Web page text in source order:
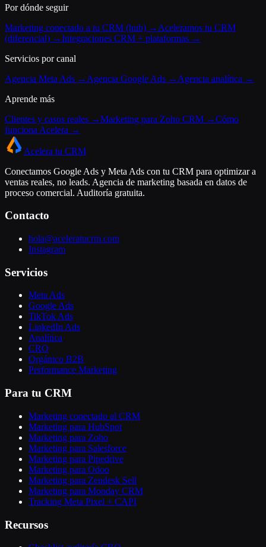
Por dónde seguir
Marketing conectado a tu CRM (hub) → Aceleramos tu CRM
(diferencial) →Integraciones CRM + plataformas →
Servicios por canal
Agencia Meta Ads → Agencia Google Ads → Agencia analítica →
Aprende más
Clientes y casos reales →Marketing para Zoho CRM →Cómo
funciona Acelera →
Acelera tu CRM
Conectamos Google Ads y Meta Ads con tu CRM para optimizar a
ventas reales, no leads. Agencia de marketing basada en datos de
proceso comercial. Auditoría gratuita.
Contacto
hola@aceleratucrm.com
Instagram
Servicios
Meta Ads
Google Ads
TikTok Ads
LinkedIn Ads
Analítica
CRO
Orgánico B2B
Performance Marketing
Para tu CRM
Marketing conectado al CRM
Marketing para HubSpot
Marketing para Zoho
Marketing para Salesforce
Marketing para Pipedrive
Marketing para Odoo
Marketing para Zendesk Sell
Marketing para Monday CRM
Tracking Meta Pixel + CAPI
Recursos